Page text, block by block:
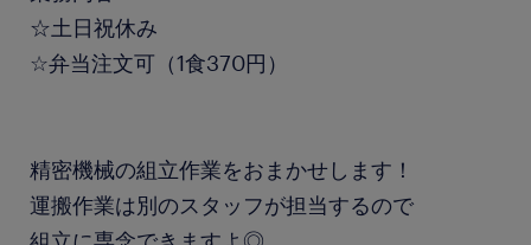
☆土日祝休み
☆弁当注文可（1食370円）
精密機械の組立作業をおまかせします！
運搬作業は別のスタッフが担当するので